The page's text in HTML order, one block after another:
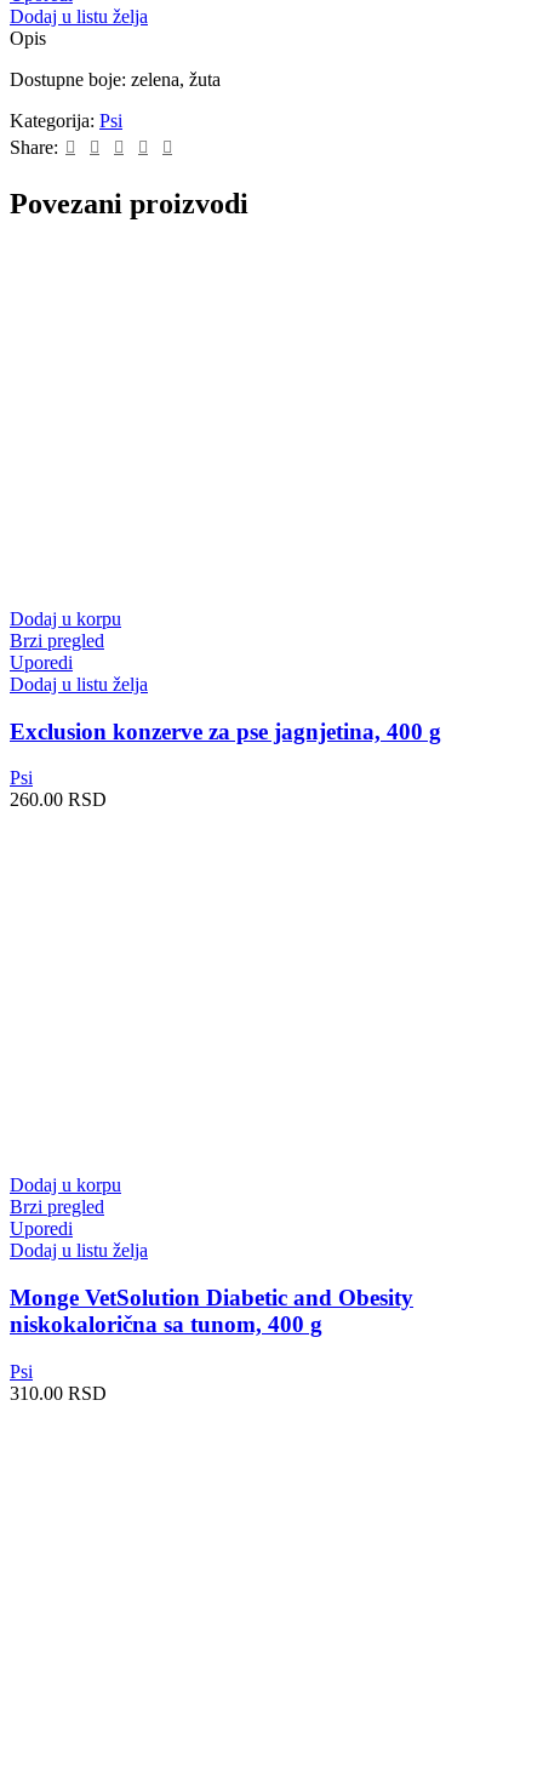
Dodaj u listu želja
Opis
Dostupne boje: zelena, žuta
Kategorija: Psi
Share:
Povezani proizvodi
Dodaj u korpu
Brzi pregled
Uporedi
Dodaj u listu želja
Exclusion konzerve za pse jagnjetina, 400 g
Psi
260.00 RSD
Dodaj u korpu
Brzi pregled
Uporedi
Dodaj u listu želja
Monge VetSolution Diabetic and Obesity
niskokalorična sa tunom, 400 g
Psi
310.00 RSD